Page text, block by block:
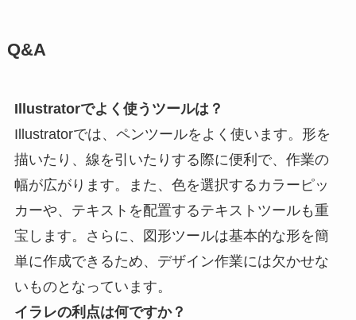
Q&A
Illustratorでよく使うツールは？
Illustratorでは、ペンツールをよく使います。形を
描いたり、線を引いたりする際に便利で、作業の
幅が広がります。また、色を選択するカラーピッ
カーや、テキストを配置するテキストツールも重
宝します。さらに、図形ツールは基本的な形を簡
単に作成できるため、デザイン作業には欠かせな
いものとなっています。
イラレの利点は何ですか？